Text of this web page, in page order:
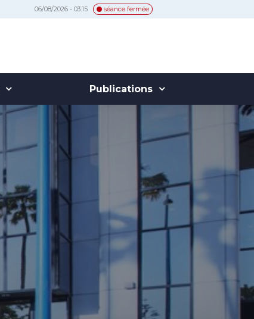
06/08/2026 - 03:15 séance fermée
Publications